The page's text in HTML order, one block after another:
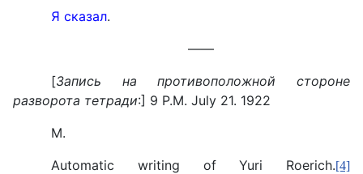
Я сказал.
——
[Запись на противоположной стороне
разворота тетради:] 9 P.M. July 21. 1922
M.
Automatic writing of Yuri Roerich.[4]